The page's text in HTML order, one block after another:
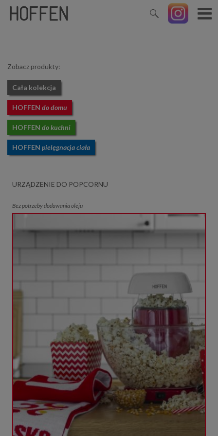
Zobacz produkty:
Cała kolekcja
HOFFEN do domu
HOFFEN do kuchni
HOFFEN pielęgnacja ciała
URZĄDZENIE DO POPCORNU
Bez potrzeby dodawania oleju